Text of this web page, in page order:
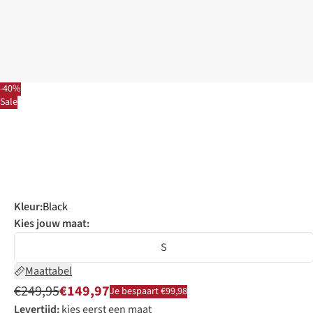
-40%
Sale
Kleur:Black
Kies jouw maat:
S
Maattabel
€249,95€149,97Je bespaart €99,98
Levertijd:kies eerst een maat